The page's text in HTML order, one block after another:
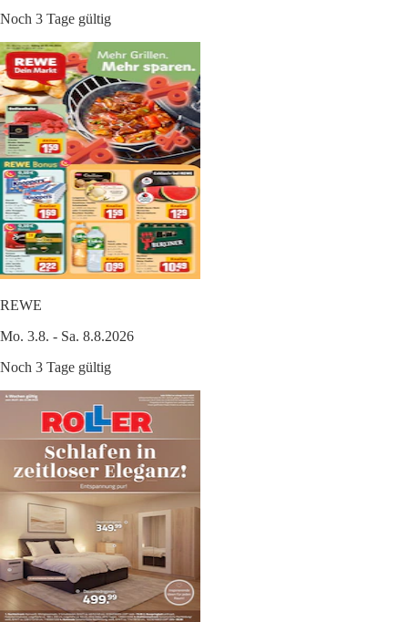
Noch 3 Tage gültig
REWE
Mo. 3.8. - Sa. 8.8.2026
Noch 3 Tage gültig